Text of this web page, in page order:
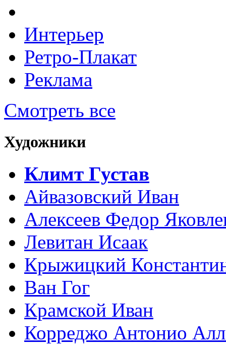
Интерьер
Ретро-Плакат
Реклама
Смотреть все
Художники
Климт Густав
Айвазовский Иван
Алексеев Федор
Левитан Исаак
Крыжицкий
Ван Гог
Крамской Иван
Корреджо Антонио